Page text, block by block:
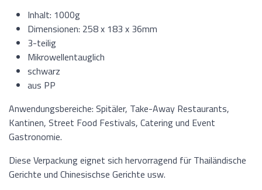
Inhalt: 1000g
Dimensionen: 258 x 183 x 36mm
3-teilig
Mikrowellentauglich
schwarz
aus PP
Anwendungsbereiche: Spitäler, Take-Away Restaurants,
Kantinen, Street Food Festivals, Catering und Event
Gastronomie.
Diese Verpackung eignet sich hervorragend für Thailändische
Gerichte und Chinesischse Gerichte usw.